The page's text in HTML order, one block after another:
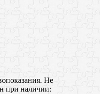
Не
при наличии: